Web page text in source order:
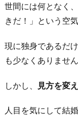
世間には何となく
きだ！」という空
現に独身であるだ
も少なくありません
しかし、 見方を変
人目を気にして結